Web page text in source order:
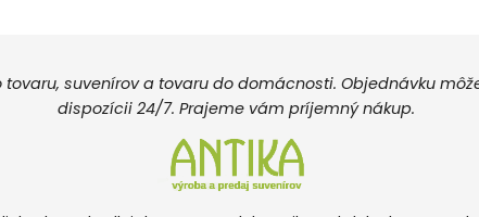
suvenírov a tovaru do domácnosti. Objednávku
dispozícii 24/7. Prajeme vám príjemný nákup.